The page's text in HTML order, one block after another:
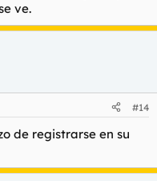
ve.
#14
de registrarse en su